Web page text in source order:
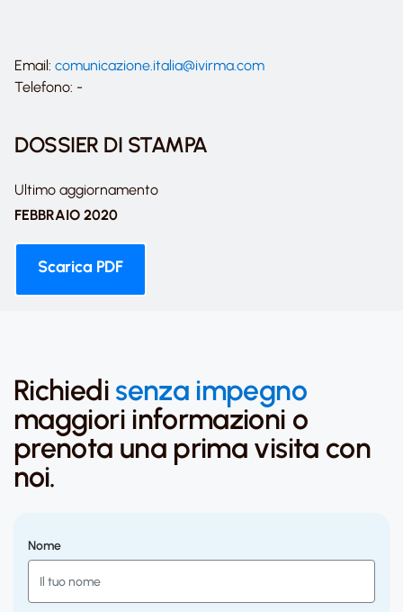
Email: comunicazione.italia@ivirma.com
Telefono: -
DOSSIER DI STAMPA
Ultimo aggiornamento
FEBBRAIO 2020
Scarica PDF
Richiedi senza impegno
maggiori informazioni o
prenota una prima visita con
noi.
Nome